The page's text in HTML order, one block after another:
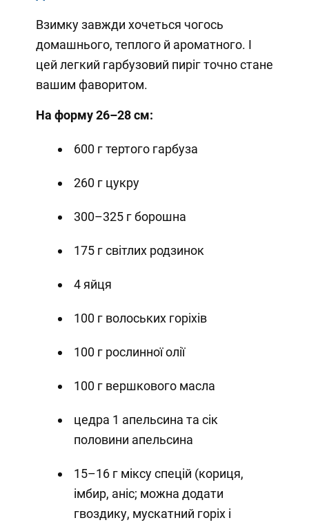
Взимку завжди хочеться чогось
домашнього, теплого й ароматного. І
цей легкий гарбузовий пиріг точно стане
вашим фаворитом.
На форму 26–28 см:
600 г тертого гарбуза
260 г цукру
300–325 г борошна
175 г світлих родзинок
4 яйця
100 г волоських горіхів
100 г рослинної олії
100 г вершкового масла
цедра 1 апельсина та сік
половини апельсина
15–16 г міксу спецій (кориця,
імбир, аніс; можна додати
гвоздику, мускатний горіх і